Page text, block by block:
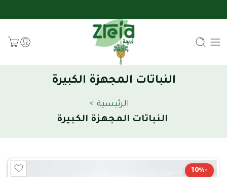
النباتات المجهزة الكبيرة
الرئيسية >
النباتات المجهزة الكبيرة
-10%